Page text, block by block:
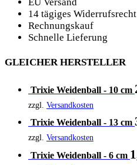
14 tägiges Widerrufsrecht
Rechnungskauf
Schnelle Lieferung
GLEICHER HERSTELLER
Trixie Weidenball - 10 cm
zzgl. Versandkosten
Trixie Weidenball - 13 cm
zzgl. Versandkosten
Trixie Weidenball - 6 cm